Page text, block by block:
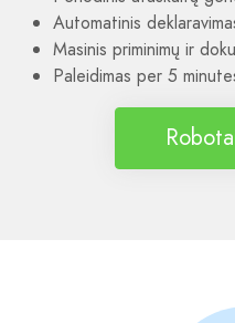
Automatinis
Masinis priminimų ir
Paleidimas per 5